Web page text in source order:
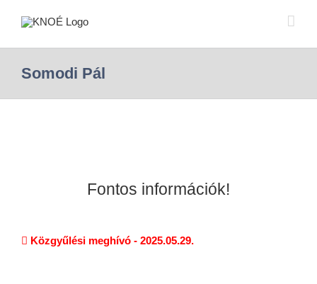
Somodi Pál
Fontos információk!
Közgyűlési meghívó - 2025.05.29.